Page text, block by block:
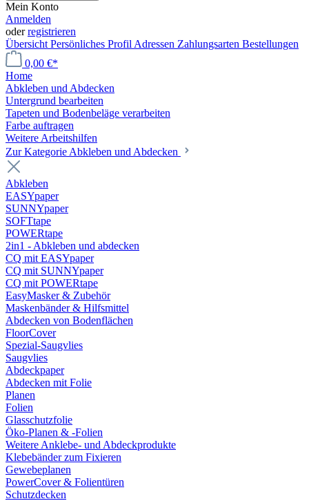
Mein Konto
Anmelden
oderregistrieren
Übersicht Persönliches Profil Adressen Zahlungsarten Bestellungen
0,00 €*
Home
Abkleben und Abdecken
Untergrund bearbeiten
Tapeten und Bodenbeläge verarbeiten
Farbe auftragen
Weitere Arbeitshilfen
Zur Kategorie Abkleben und Abdecken
Abkleben
EASYpaper
SUNNYpaper
SOFTtape
POWERtape
2in1 - Abkleben und abdecken
CQ mit EASYpaper
CQ mit SUNNYpaper
CQ mit POWERtape
EasyMasker & Zubehör
Maskenbänder & Hilfsmittel
Abdecken von Bodenflächen
FloorCover
Spezial-Saugvlies
Saugvlies
Abdeckpaper
Abdecken mit Folie
Planen
Folien
Glasschutzfolie
Öko-Planen & -Folien
Weitere Anklebe- und Abdeckprodukte
Klebebänder zum Fixieren
Gewebeplanen
PowerCover & Folientüren
Schutzdecken